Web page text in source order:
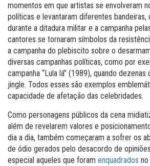
momentos em que artistas se envolveram
políticas e levantaram diferentes
durante a ditadura militar e a campanha
cantores se tornaram símbolos da
a campanha do plebiscito sobre o
diversas campanhas políticas, como por
campanha “Lula lá” (1989), quando
jingle. Todos esses são exemplos
capacidade de afetação das celebridades.
Como personagens públicos da cena
além de revelarem valores e
dia a dia, também começaram a sofrer os
de ódio gerados pelo desacordo de
especial aqueles que foram enquadrados